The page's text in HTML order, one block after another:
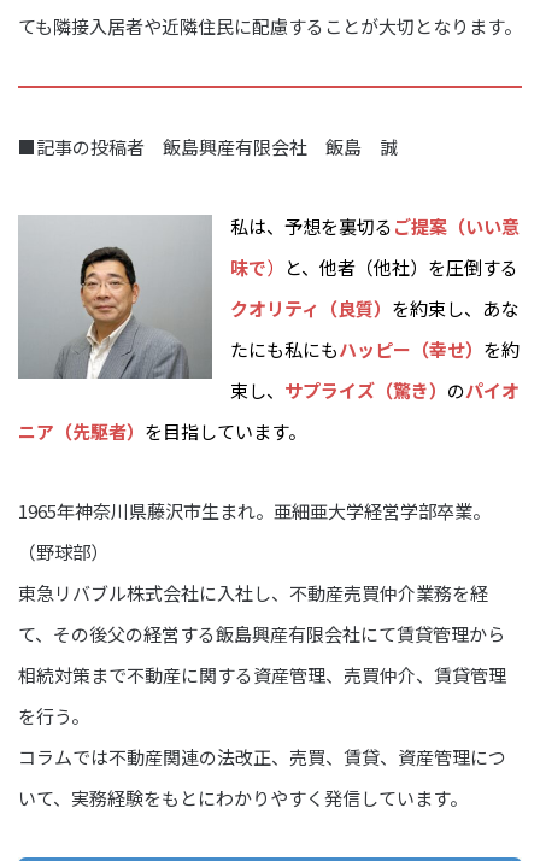
ても隣接入居者や近隣住民に配慮することが大切となります。
■記事の投稿者 飯島興産有限会社 飯島 誠
私は、予想を裏切るご提案（いい意
味で）
と、他者（他社）を圧倒する
クオリティ（良質） を約束し、あな
たにも私にもハッピー（幸せ） を約
束し、 サプライズ（驚き） のパイオ
ニア（先駆者） を目指しています。
1965年神奈川県藤沢市生まれ。亜細亜大学経営学部卒業。
（野球部）
東急リバブル株式会社に入社し、不動産売買仲介業務を経
て、その後父の経営する飯島興産有限会社にて賃貸管理から
相続対策まで不動産に関する資産管理、売買仲介、賃貸管理
を行う。
コラムでは不動産関連の法改正、売買、賃貸、資産管理につ
いて、実務経験をもとにわかりやすく発信しています。